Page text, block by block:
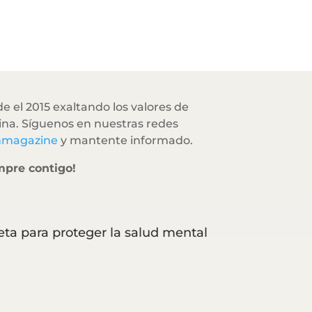
el 2015 exaltando los valores de
Síguenos en nuestras redes
y mantente informado.
contigo!
para proteger la salud mental